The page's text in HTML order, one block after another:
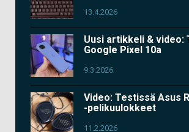
13.4.2026
Uusi artikkeli & video:
Google Pixel 10a
9.3.2026
Video: Testissä Asus
-pelikuulokkeet
11.2.2026